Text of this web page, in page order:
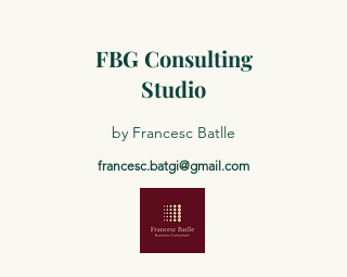
FBG Consulting
Studio
by Francesc Batlle
francesc.batgi@gmail.com